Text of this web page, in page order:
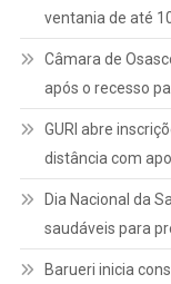
ventania de até
Câmara de
após o recesso
GURI abre
distância com
Dia Nacional da
saudáveis para
Barueri inicia